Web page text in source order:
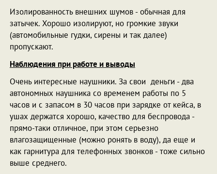
Изолированность внешних шумов - обычная для
затычек. Хорошо изолируют, но громкие звуки
(автомобильные гудки, сирены и так далее)
пропускают.
Наблюдения при работе и выводы
Очень интересные наушники. За свои деньги - два
автономных наушника со временем работы по 5
часов и с запасом в 30 часов при зарядке от кейса, в
ушах держатся хорошо, качество для беспровода -
прямо-таки отличное, при этом серьезно
влагозащищенные (можно ронять в воду), да еще и
как гарнитура для телефонных звонков - тоже сильно
выше среднего.